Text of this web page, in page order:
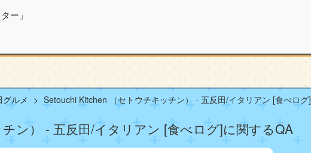
ー」
ルメ Setouchi Kitchen （セトウチキッチン） - 五反田/イタリアン [食べログ]
ン） - 五反田/イタリアン [食べログ]に関するQA